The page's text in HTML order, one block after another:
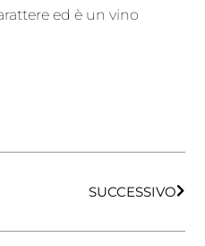
ed è un vino
SUCCESSIVO